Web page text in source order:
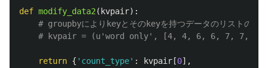
def modify_data2 ( kvpair):
return { ' count_type' : kvpair [0],